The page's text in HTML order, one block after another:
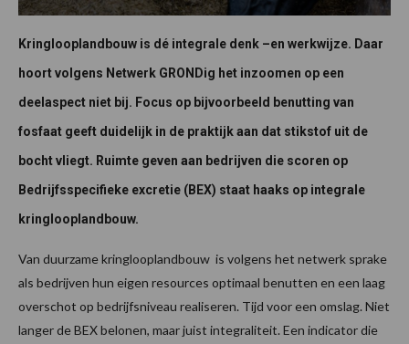
Kringlooplandbouw is dé integrale denk –en werkwijze. Daar
hoort volgens Netwerk GRONDig het inzoomen op een
deelaspect niet bij. Focus op bijvoorbeeld benutting van
fosfaat geeft duidelijk in de praktijk aan dat stikstof uit de
bocht vliegt. Ruimte geven aan bedrijven die scoren op
Bedrijfsspecifieke excretie (BEX) staat haaks op integrale
kringlooplandbouw.
Van duurzame kringlooplandbouw is volgens het netwerk sprake
als bedrijven hun eigen resources optimaal benutten en een laag
overschot op bedrijfsniveau realiseren. Tijd voor een omslag. Niet
langer de BEX belonen, maar juist integraliteit. Een indicator die